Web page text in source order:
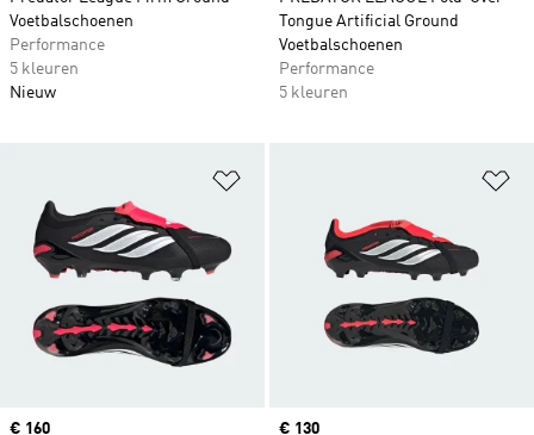
Voetbalschoenen
Performance
5 kleuren
Nieuw
Tongue Artificial Ground
Voetbalschoenen
Performance
5 kleuren
Price
€ 160
Price
€ 130